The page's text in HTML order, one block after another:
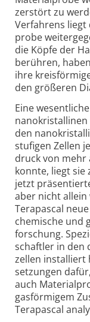
zerstört zu
Verfahrens
probe
die Köpfe der
berühren,
ihre
den größeren
Eine
den
stufigen Zellen
druck von mehr
konnte, liegt sie
jetzt
aber nicht allein
Terapascal
chemische und
forschung.
schaftler in den
zellen installiert
setzungen
auch
gas­förmigem
Terapascal